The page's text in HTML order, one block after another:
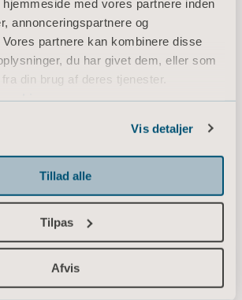
med vores partnere inden
annonceringspartnere og
partnere kan kombinere disse
du har givet dem, eller som
din brug af deres tjenester.
Vis detaljer
Tillad alle
Tilpas
Afvis
tilbøjelig til at blive søvnig og
om hun sover tungt